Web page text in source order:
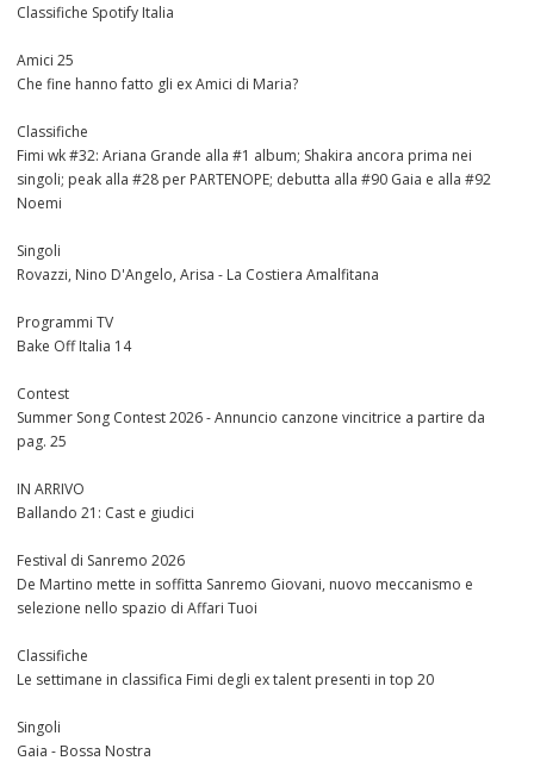
Classifiche Spotify Italia
Amici 25
Che fine hanno fatto gli ex Amici di Maria?
Classifiche
Fimi wk #32: Ariana Grande alla #1 album; Shakira ancora prima nei
singoli; peak alla #28 per PARTENOPE; debutta alla #90 Gaia e alla #92
Noemi
Singoli
Rovazzi, Nino D'Angelo, Arisa - La Costiera Amalfitana
Programmi TV
Bake Off Italia 14
Contest
Summer Song Contest 2026 - Annuncio canzone vincitrice a partire da
pag. 25
IN ARRIVO
Ballando 21: Cast e giudici
Festival di Sanremo 2026
De Martino mette in soffitta Sanremo Giovani, nuovo meccanismo e
selezione nello spazio di Affari Tuoi
Classifiche
Le settimane in classifica Fimi degli ex talent presenti in top 20
Singoli
Gaia - Bossa Nostra